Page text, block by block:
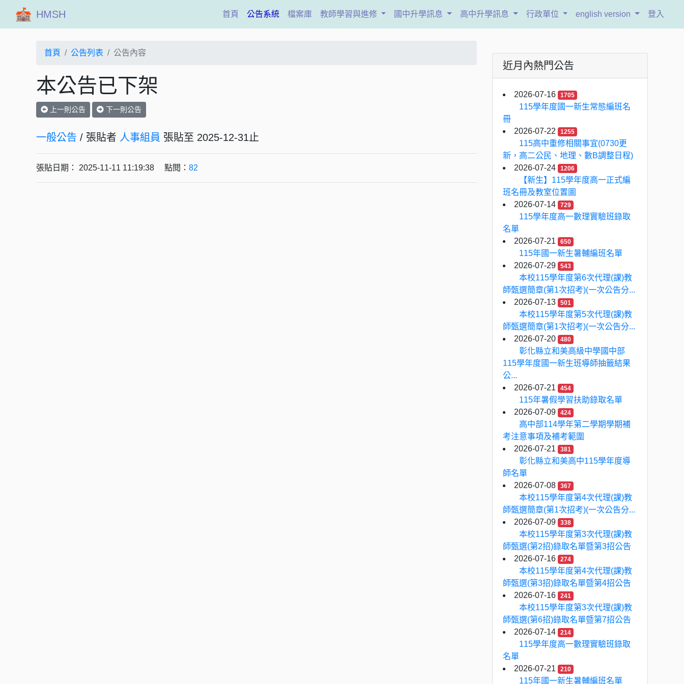
HMSH 首頁(current)
公告系統 檔案庫 教師學習與進修 國中升學訊息 高中升學訊息 行政單位 english version 登入
首頁 公告列表 公告內容
本公告已下架
上一則公告 下一則公告
一般公告 / 張貼者 人事組員 張貼至 2025-12-31止
張貼日期： 2025-11-11 11:19:38 點閱： 82
近月內熱門公告
2026-07-16 1705
115學年度國一新生常態編班名
冊
2026-07-22
1255
115高中重修相關事宜(0730更
新，高二公民、地理、數B調整日程)
2026-07-24
1206
【新生】115學年度高一正式編
班名冊及教室位置圖
2026-07-14
729
115學年度高一數理實驗班錄取
名單
2026-07-21
650
115年國一新生暑輔編班名單
2026-07-29
543
本校115學年度第6次代理(課)教
師甄選簡章(第1次招考)(一次公告分...
2026-07-13
501
本校115學年度第5次代理(課)教
師甄選簡章(第1次招考)(一次公告分...
2026-07-20
480
彰化縣立和美高級中學國中部
115學年度國一新生班導師抽籤結果
公...
2026-07-21
454
115年暑假學習扶助錄取名單
2026-07-09
424
高中部114學年第二學期學期補
考注意事項及補考範圍
2026-07-21
381
彰化縣立和美高中115學年度導
師名單
2026-07-08
367
本校115學年度第4次代理(課)教
師甄選簡章(第1次招考)(一次公告分...
2026-07-09
338
本校115學年度第3次代理(課)教
師甄選(第2招)錄取名單暨第3招公告
2026-07-16
274
本校115學年度第4次代理(課)教
師甄選(第3招)錄取名單暨第4招公告
2026-07-16
241
本校115學年度第3次代理(課)教
師甄選(第6招)錄取名單暨第7招公告
2026-07-14
214
115學年度高一數理實驗班錄取
名單
2026-07-21
210
115年國一新生暑輔編班名單